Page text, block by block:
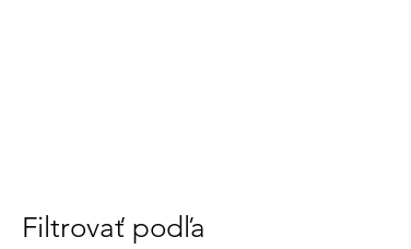
Filtrovať podľa